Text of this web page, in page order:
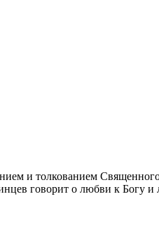
и толкованием
говорит о любви к Богу